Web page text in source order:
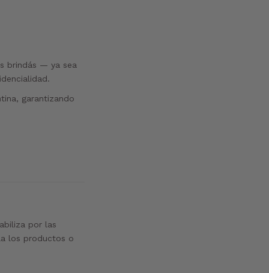
brindás — ya sea
garantizando
por las
los productos o